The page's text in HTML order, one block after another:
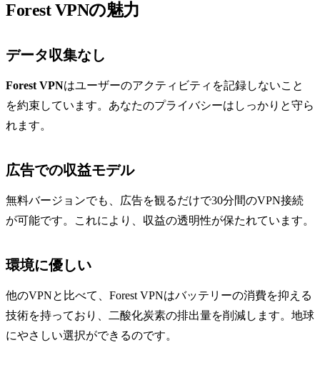
Forest VPNの魅力
データ収集なし
Forest VPNはユーザーのアクティビティを記録しないこと
を約束しています。あなたのプライバシーはしっかりと守ら
れます。
広告での収益モデル
無料バージョンでも、広告を観るだけで30分間のVPN接続
が可能です。これにより、収益の透明性が保たれています。
環境に優しい
他のVPNと比べて、Forest VPNはバッテリーの消費を抑える
技術を持っており、二酸化炭素の排出量を削減します。地球
にやさしい選択ができるのです。